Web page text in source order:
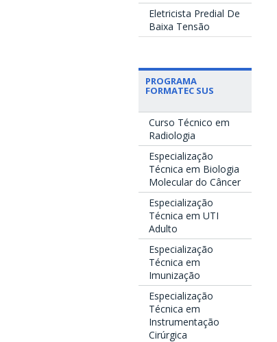
Eletricista Predial De
Baixa Tensão
PROGRAMA
FORMATEC SUS
Curso Técnico em
Radiologia
Especialização
Técnica em Biologia
Molecular do Câncer
Especialização
Técnica em UTI
Adulto
Especialização
Técnica em
Imunização
Especialização
Técnica em
Instrumentação
Cirúrgica